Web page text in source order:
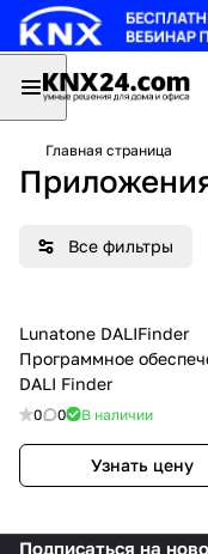
Главная страница
Все фильтры
Lunatone DALIFinder
Программное
DALI Finder
0 0 В наличии
Узнать цену
Подписаться на